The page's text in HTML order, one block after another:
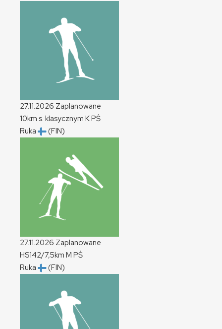
27.11.2026 Zaplanowane
10km s. klasycznym KPŚ
Ruka
(FIN)
27.11.2026 Zaplanowane
HS142/7,5km M PŚ
Ruka
(FIN)